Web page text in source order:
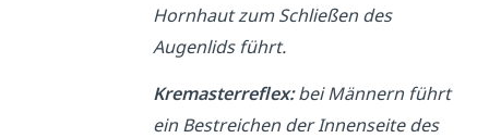
Hornhaut zum Schließen des
Augenlids führt.
Kremasterreflex:bei Männern führt
ein Bestreichen der Innenseite des